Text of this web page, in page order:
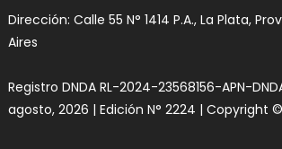
Dirección: Calle 55 N° 1414 P.A., La Plata,
Aires
Registro DNDA RL-2024-23568156-APN-
agosto, 2026 | Edición N° 2224 | Copyright